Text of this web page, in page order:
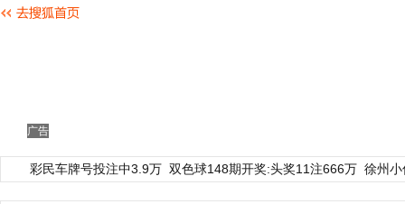
广告
彩民车牌号投注中3.9万 双色球148期开奖:头奖11注666万 徐州